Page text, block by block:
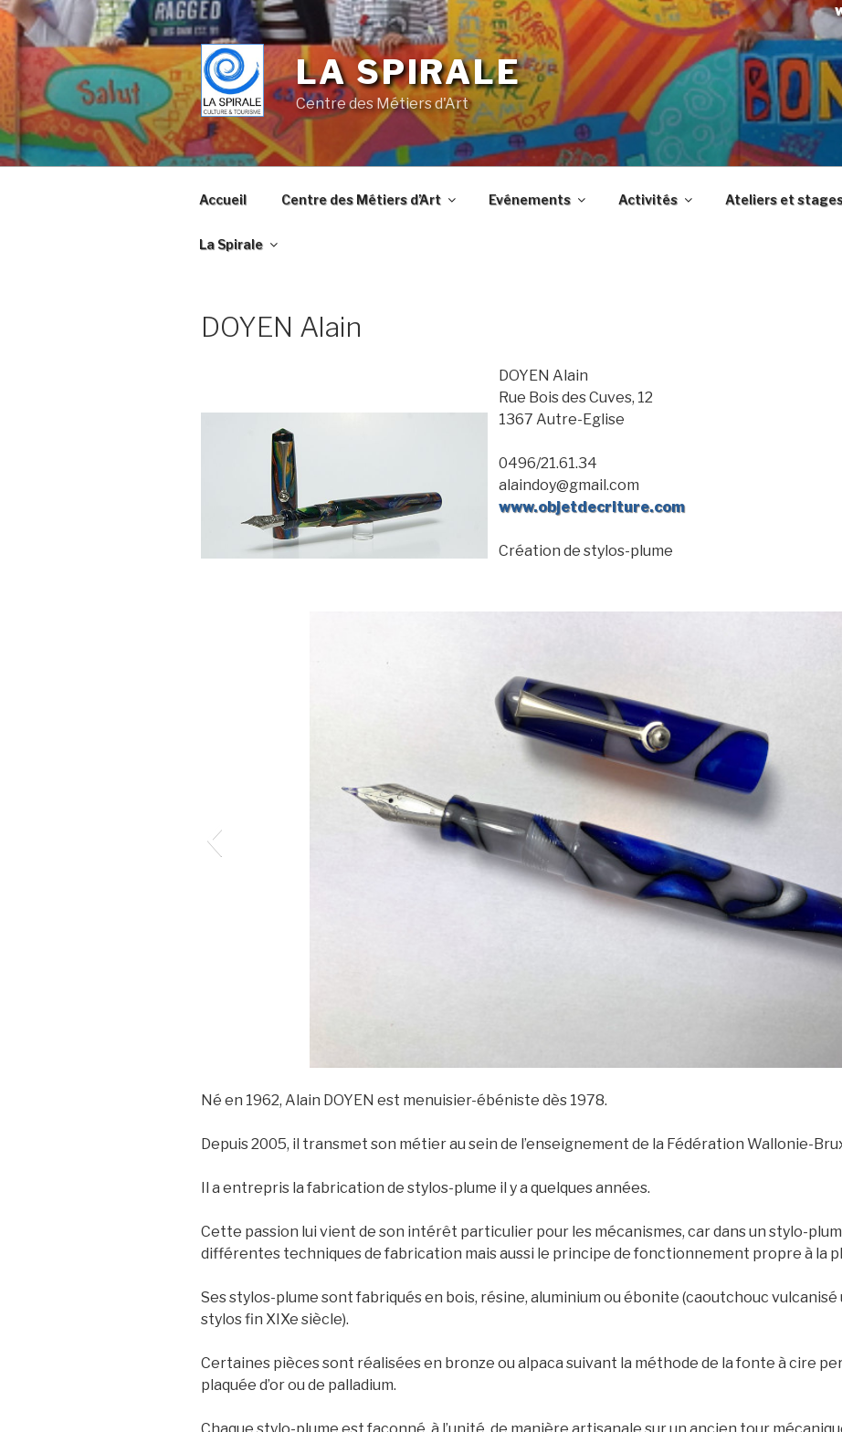
Skip
to
content
LA SPIRALE
Centre des Métiers d'Art
Accueil Centre des Métiers d’Art Evénements Activités Ateliers et
La Spirale
DOYEN Alain
DOYEN Alain
Rue Bois des Cuves, 12
1367 Autre-Eglise
0496/21.61.34
alaindoy@gmail.com
www.objetdecriture.com
Création de stylos-plume
Né en 1962, Alain DOYEN est menuisier-ébéniste dès 1978.
Depuis 2005, il transmet son métier au sein de l’enseignement de la Fédération Wallonie-
Il a entrepris la fabrication de stylos-plume il y a quelques années.
Cette passion lui vient de son intérêt particulier pour les mécanismes, car dans un stylo-
différentes techniques de fabrication mais aussi le principe de fonctionnement propre à la
Ses stylos-plume sont fabriqués en bois, résine, aluminium ou ébonite (caoutchouc
stylos fin XIXe siècle).
Certaines pièces sont réalisées en bronze ou alpaca suivant la méthode de la fonte à cire
plaquée d’or ou de palladium.